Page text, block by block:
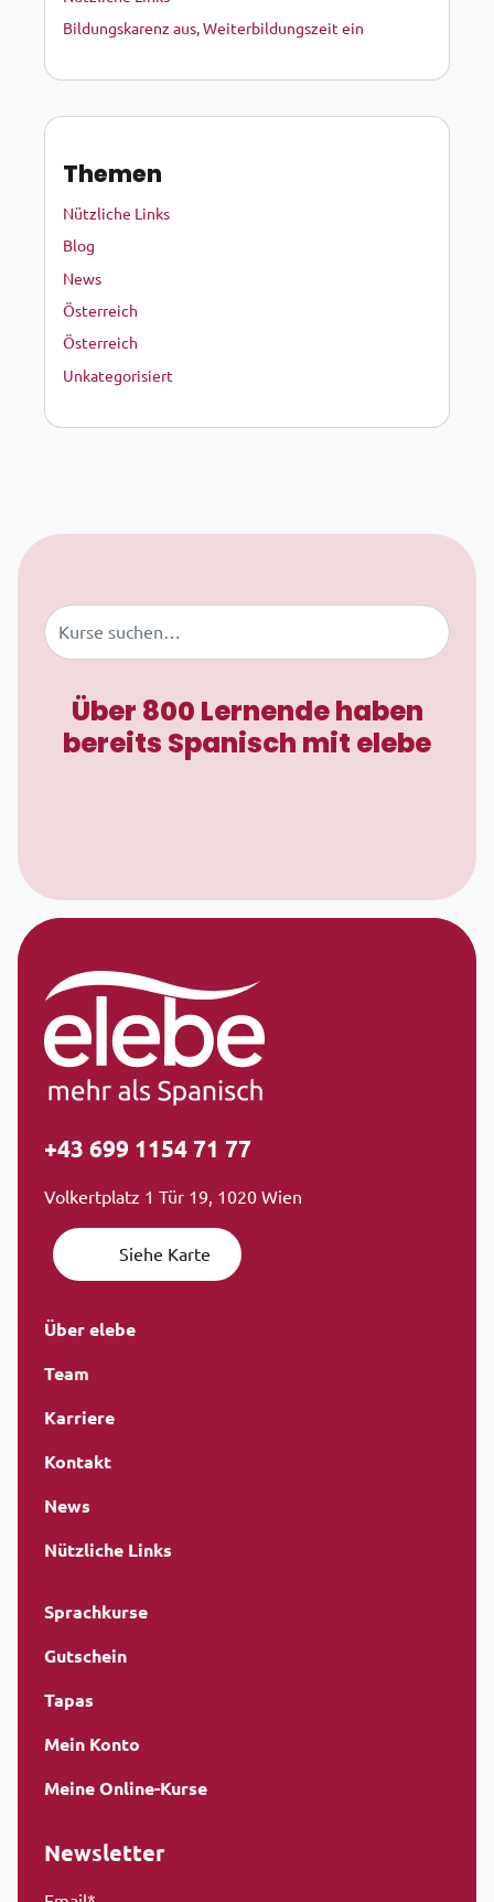
Bildungskarenz aus, Weiterbildungszeit ein
Themen
Nützliche Links
Blog
News
Österreich
Österreich
Unkategorisiert
Zum Inhalt springen
Buscar
Über 800 Lernende haben
bereits Spanisch mit elebe
+43 699 1154 71 77
Volkertplatz 1 Tür 19, 1020 Wien
Siehe Karte
Über elebe
Team
Karriere
Kontakt
News
Nützliche Links
Sprachkurse
Gutschein
Tapas
Mein Konto
Meine Online-Kurse
Newsletter